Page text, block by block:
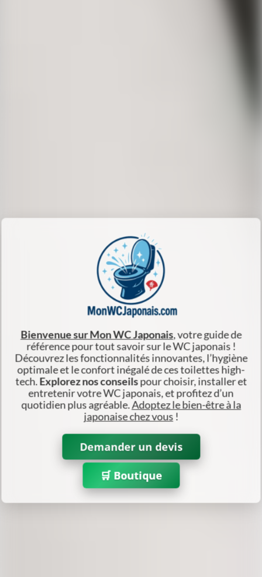
Bienvenue sur Mon WC Japonais, votre guide de
référence pourtout savoir sur le WC japonais !
Découvrez les fonctionnalités innovantes, l’hygiène
optimale et le confort inégalé de ces toilettes high-
tech.Explorez nos conseilspour choisir, installer et
entretenir votre WC japonais, et profitez d’un
quotidien plus agréable.Adoptez le bien-être à la
japonaise chez vous !
Demander un devis
🛒 Boutique